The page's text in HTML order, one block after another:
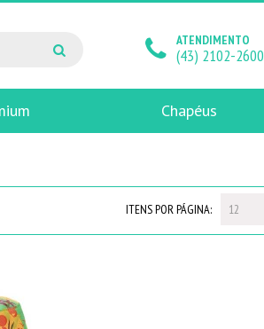
ATENDIMENTO
(43) 2102-2600
Chapéus
ITENS POR PÁGINA: